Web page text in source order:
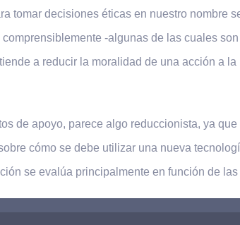
tomar decisiones éticas en nuestro nombre
-algunas de las cuales
a reducir la moralidad de una acción a
de apoyo, parece algo reduccionista, ya
cómo se debe utilizar una nueva
se evalúa principalmente en función de